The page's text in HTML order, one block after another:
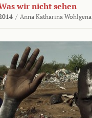
wir nicht sehen
/ Anna Katharina